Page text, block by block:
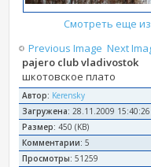
Смотреть еще
Previous Image Next
pajero club vladivostok
шкотовское плато
Автор: Kerensky
Загружена: 28.11.2009 15:40:26
Размер:450 (KB)
Комментарии:5
Просмотры:51259